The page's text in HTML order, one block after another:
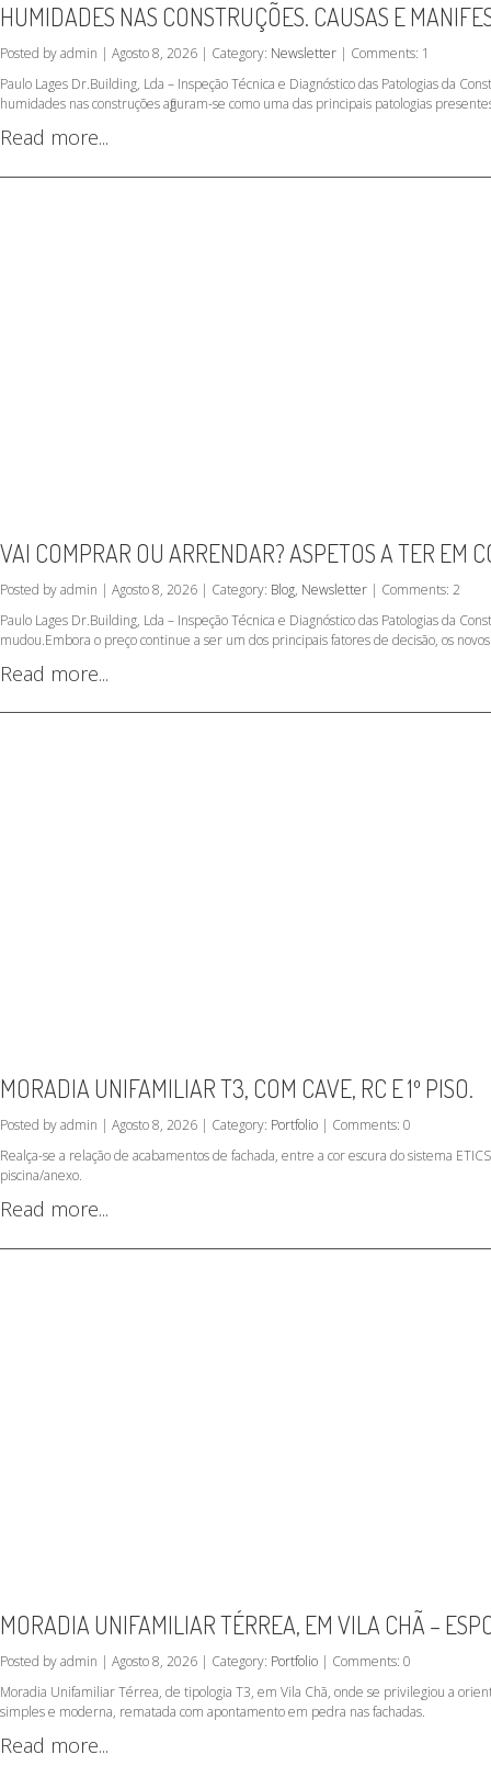
HUMIDADES NAS CONSTRUÇÕES. CAUSAS E
Posted by admin | Agosto 8, 2026 | Category: Newsletter | Comments: 1
Paulo Lages Dr.Building, Lda – Inspeção Técnica e Diagnóstico das Patologias da
humidades nas construções afiguram-se como uma das principais patologias
Read more...
VAI COMPRAR OU ARRENDAR? ASPETOS A TER EM
Posted by admin | Agosto 8, 2026 | Category: Blog, Newsletter | Comments: 2
Paulo Lages Dr.Building, Lda – Inspeção Técnica e Diagnóstico das Patologias da
mudou.Embora o preço continue a ser um dos principais fatores de decisão, os
Read more...
MORADIA UNIFAMILIAR T3, COM CAVE, RC E 1º PISO.
Posted by admin | Agosto 8, 2026 | Category: Portfolio | Comments: 0
Realça-se a relação de acabamentos de fachada, entre a cor escura do sistema
piscina/anexo.
Read more...
MORADIA UNIFAMILIAR TÉRREA, EM VILA CHÃ –
Posted by admin | Agosto 8, 2026 | Category: Portfolio | Comments: 0
Moradia Unifamiliar Térrea, de tipologia T3, em Vila Chã, onde se privilegiou a
simples e moderna, rematada com apontamento em pedra nas fachadas.
Read more...